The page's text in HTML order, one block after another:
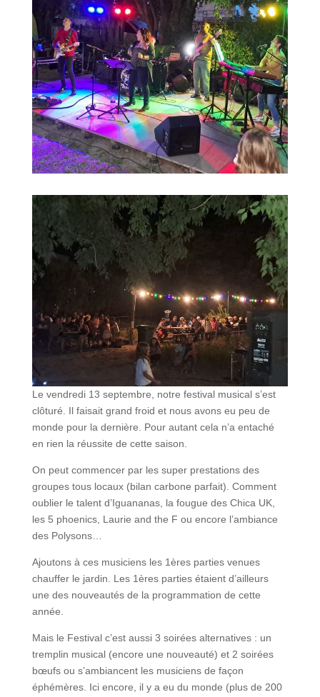
Le vendredi 13 septembre, notre festival musical s’est
clôturé. Il faisait grand froid et nous avons eu peu de
monde pour la dernière. Pour autant cela n’a entaché
en rien la réussite de cette saison.
On peut commencer par les super prestations des
groupes tous locaux (bilan carbone parfait). Comment
oublier le talent d’Iguananas, la fougue des Chica UK,
les 5 phoenics, Laurie and the F ou encore l’ambiance
des Polysons…
Ajoutons à ces musiciens les 1ères parties venues
chauffer le jardin. Les 1ères parties étaient d’ailleurs
une des nouveautés de la programmation de cette
année.
Mais le Festival c’est aussi 3 soirées alternatives : un
tremplin musical (encore une nouveauté) et 2 soirées
bœufs ou s’ambiancent les musiciens de façon
éphémères. Ici encore, il y a eu du monde (plus de 200